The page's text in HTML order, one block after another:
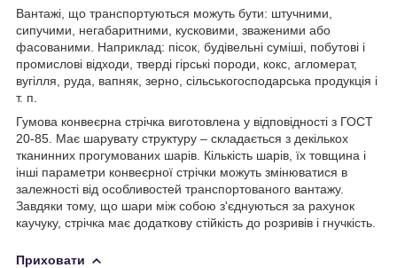
Вантажі, що транспортуються можуть бути: штучними,
сипучими, негабаритними, кусковими, зваженими або
фасованими. Наприклад: пісок, будівельні суміші, побутові і
промислові відходи, тверді гірські породи, кокс, агломерат,
вугілля, руда, вапняк, зерно, сільськогосподарська продукція і
т. п.
Гумова конвеєрна стрічка виготовлена у відповідності з ГОСТ
20-85. Має шарувату структуру – складається з декількох
тканинних прогумованих шарів. Кількість шарів, їх товщина і
інші параметри конвеєрної стрічки можуть змінюватися в
залежності від особливостей транспортованого вантажу.
Завдяки тому, що шари між собою з'єднуються за рахунок
каучуку, стрічка має додаткову стійкість до розривів і гнучкість.
Приховати